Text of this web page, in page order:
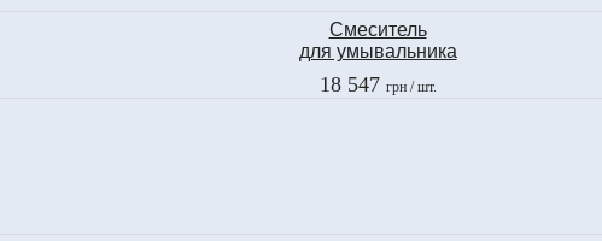
Смеситель
для умывальника
Fima
BRICK CHIC
18 547 грн/ шт.